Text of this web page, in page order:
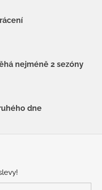
nejméně 2 sezóny
dne